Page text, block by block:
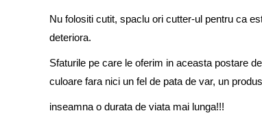
Nu folositi cutit, spaclu ori cutter-ul pentru ca
deteriora.
Sfaturile pe care le oferim in aceasta postare
culoare fara nici un fel de pata de var, un
inseamna o durata de viata mai lunga!!!